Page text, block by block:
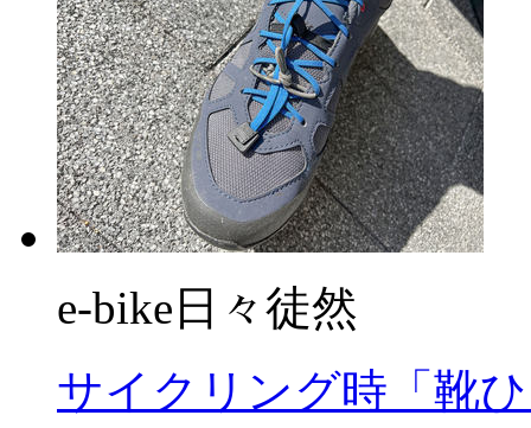
e-bike日々徒然
サイクリング時「靴